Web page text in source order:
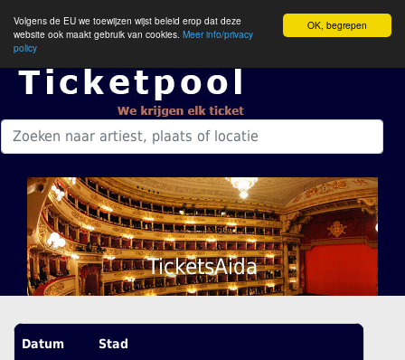
OK, begrepen
Volgens de EU we toewijzen wijst beleid erop dat deze
website ook maakt gebruik van cookies. Meer info/privacy
policy
TicketsAida
Datum Stad